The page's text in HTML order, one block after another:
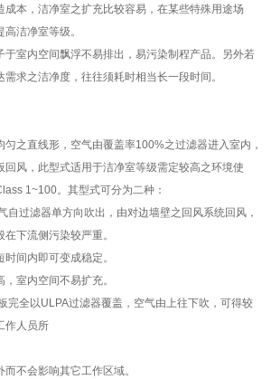
成本，洁净室之扩充比较容易，在某些特殊用途场
洁净室等级。
于室内空间飘浮不易排出，易污染制程产品。另外若
求之洁净度，往往须耗时相当长一段时间。
匀之直线形，空气由覆盖率100%之过滤器进入室内，
回风，此型式适用于洁净室等级需定较高之环境使
1~100。其型式可分为二种：
自过滤器单方向吹出，由对边墙壁之回风系统回风，
下流侧污染较严重。
间内即可变成稳定。
室内空间不易扩充。
完全以ULPA过滤器覆盖，空气由上往下吹，可得较
作人员所
不会影响其它工作区域。